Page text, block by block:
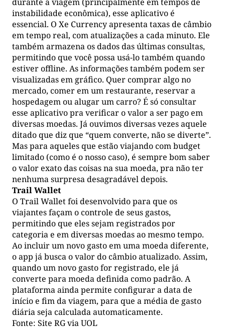
instabilidade econômica), esse aplicativo é
essencial. O Xe Currency apresenta taxas de câmbio
em tempo real, com atualizações a cada minuto. Ele
também armazena os dados das últimas consultas,
permitindo que você possa usá-lo também quando
estiver offline. As informações também podem ser
visualizadas em gráfico. Quer comprar algo no
mercado, comer em um restaurante, reservar a
hospedagem ou alugar um carro? É só consultar
esse aplicativo pra verificar o valor a ser pago em
diversas moedas. Já ouvimos diversas vezes aquele
ditado que diz que “quem converte, não se diverte”.
Mas para aqueles que estão viajando com budget
limitado (como é o nosso caso), é sempre bom saber
o valor exato das coisas na sua moeda, pra não ter
nenhuma surpresa desagradável depois.
Trail Wallet
O Trail Wallet foi desenvolvido para que os
viajantes façam o controle de seus gastos,
permitindo que eles sejam registrados por
categoria e em diversas moedas ao mesmo tempo.
Ao incluir um novo gasto em uma moeda diferente,
o app já busca o valor do câmbio atualizado. Assim,
quando um novo gasto for registrado, ele já
converte para moeda definida como padrão. A
plataforma ainda permite configurar a data de
início e fim da viagem, para que a média de gasto
diária seja calculada automaticamente.
Fonte: Site RG via UOL